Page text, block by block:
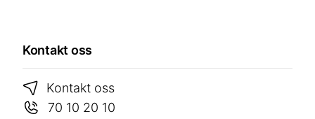
Kontakt oss
Kontakt oss
70 10 20 10